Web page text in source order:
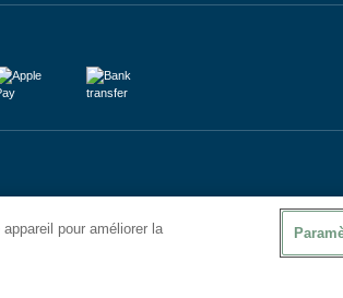
pour améliorer la